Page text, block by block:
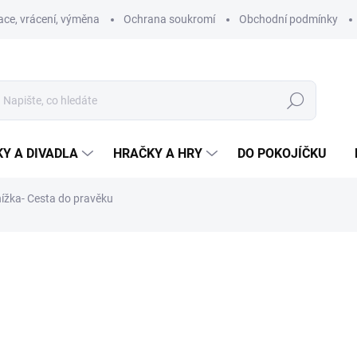
vrácení, výměna Ochrana soukromí Obchodní podmínky
Hledat
A DIVADLA HRAČKY A HRY DO POKOJÍČKU
Cesta do pravěku